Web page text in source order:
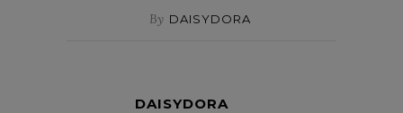
By DAISYDORA
DAISYDORA